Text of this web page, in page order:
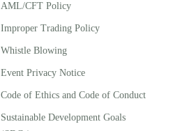
AML/CFT Policy
Improper Trading Policy
Whistle Blowing
Event Privacy Notice
Code of Ethics and Code of Conduct
Sustainable Development Goals